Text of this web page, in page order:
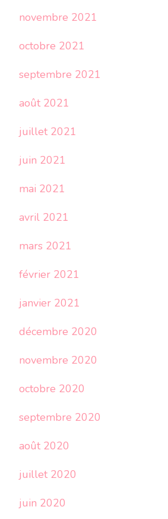
novembre 2021
octobre 2021
septembre 2021
août 2021
juillet 2021
juin 2021
mai 2021
avril 2021
mars 2021
février 2021
janvier 2021
décembre 2020
novembre 2020
octobre 2020
septembre 2020
août 2020
juillet 2020
juin 2020